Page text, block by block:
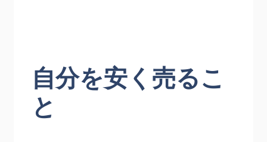
自分を安く売るこ
と